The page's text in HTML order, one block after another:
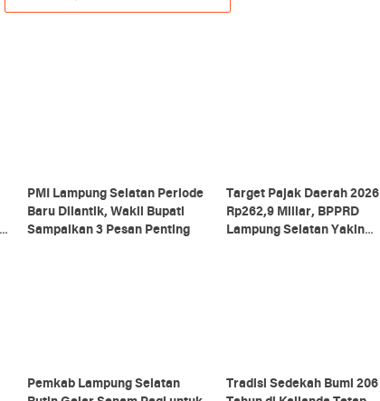
PMI Lampung Selatan Periode
Baru Dilantik, Wakil Bupati
Sampaikan 3 Pesan Penting
Target Pajak Daerah 2026
Rp262,9 Miliar, BPPRD
Lampung Selatan Yakin
Pemkab Lampung Selatan
Tradisi Sedekah Bumi 206